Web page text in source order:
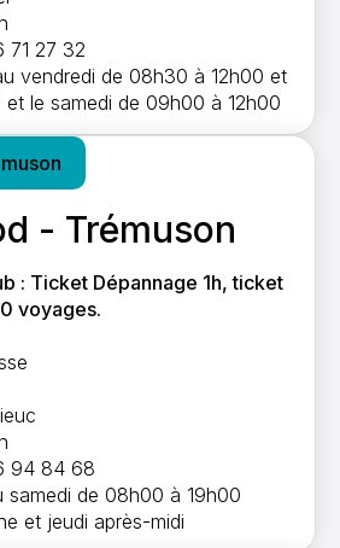
71 27 32
vendredi de 08h30 à 12h00 et
et le samedi de 09h00 à 12h00
- Trémuson
: Ticket Dépannage 1h, ticket
voyages.
94 84 68
samedi de 08h00 à 19h00
et jeudi après-midi